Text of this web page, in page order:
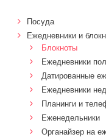
Посуда
Ежедневники и
Блокноты
Ежедневники
Датированные
Ежедневники
Планинги и
Еженедельники
Органайзер на